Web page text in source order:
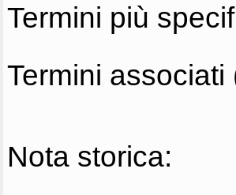
Termini più
Termini associati
Nota storica: